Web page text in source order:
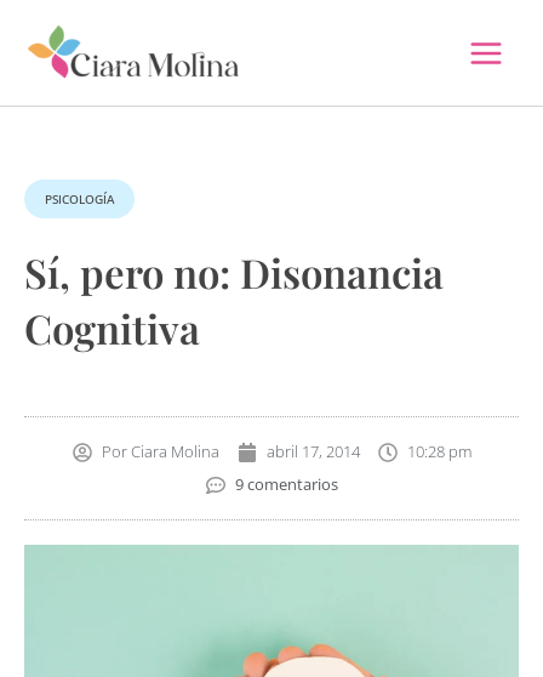
contenido
PSICOLOGÍA
Sí, pero no: Disonancia
Cognitiva
PorCiara Molina abril 17, 2014
10:28 pm
9 comentarios